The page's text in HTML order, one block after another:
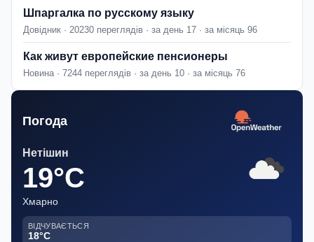
Шпаргалка по русскому языку
Довідник · 20230 переглядів · за день 17 · за місяць 96
Как живут европейские пенсионеры
Новина · 7244 переглядів · за день 10 · за місяць 76
Погода
Нетішин
19°C
Хмарно
ВІДЧУВАЄТЬСЯ
18°C